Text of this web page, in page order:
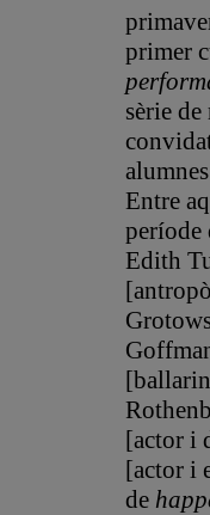
primer
p
sèrie
Entre
període
Edith
[actor i
[actor i
de